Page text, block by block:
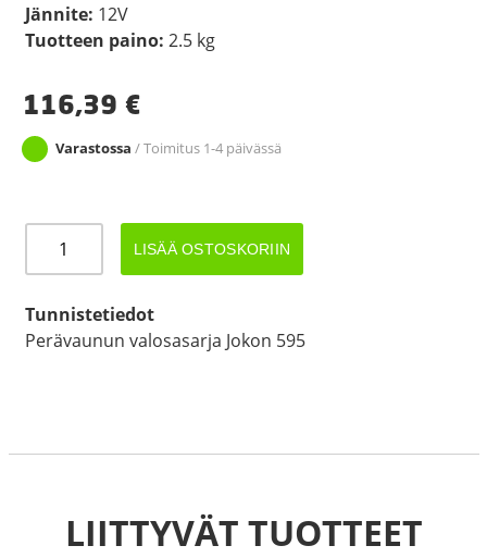
Jännite: 12V
Tuotteen paino: 2.5 kg
116,39 €
Varastossa / Toimitus 1-4 päivässä
595
DC
LISÄÄ OSTOSKORIIN
Tunnistetiedot
Perävaunun valosasarja Jokon 595
LIITTYVÄT TUOTTEET